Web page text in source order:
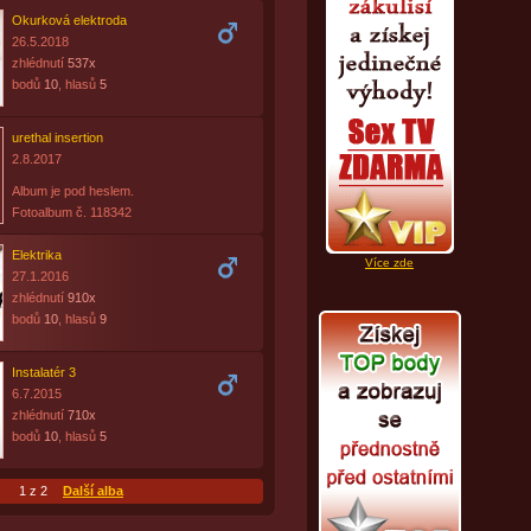
Více zde
Okurková elektroda
26.5.2018
zhlédnutí 537x
bodů 10, hlasů 5
urethal insertion
2.8.2017
Album je pod heslem.
Fotoalbum č. 118342
Elektrika
27.1.2016
zhlédnutí 910x
bodů 10, hlasů 9
Instalatér 3
6.7.2015
zhlédnutí 710x
bodů 10, hlasů 5
1 z 2 Další alba